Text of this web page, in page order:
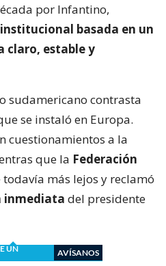
por Infantino,
basada en un
claro, estable y
sudamericano contrasta
se instaló en Europa.
cuestionamientos a la
que la Federación
todavía más lejos y reclamó
inmediata del presidente
UN
AVÍSANOS